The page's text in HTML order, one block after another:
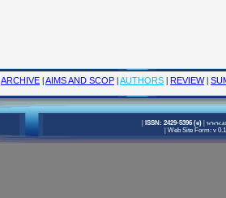
ISSN: 2429-5396 (e)|
Web Site Form: v
ARCHIVE |AIMS AND SCOP |AUTHORS | REVIEW |